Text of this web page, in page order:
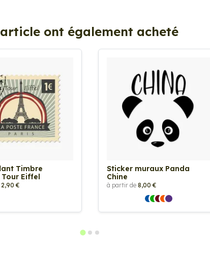
ont également acheté
Timbre
Eiffel
2,90 €
Sticker muraux Panda
Chine
à partir de 8,00 €